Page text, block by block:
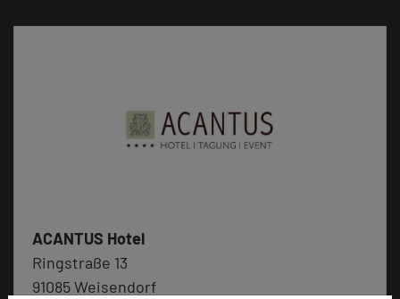
ACANTUS Hotel
Ringstraße 13
91085 Weisendorf